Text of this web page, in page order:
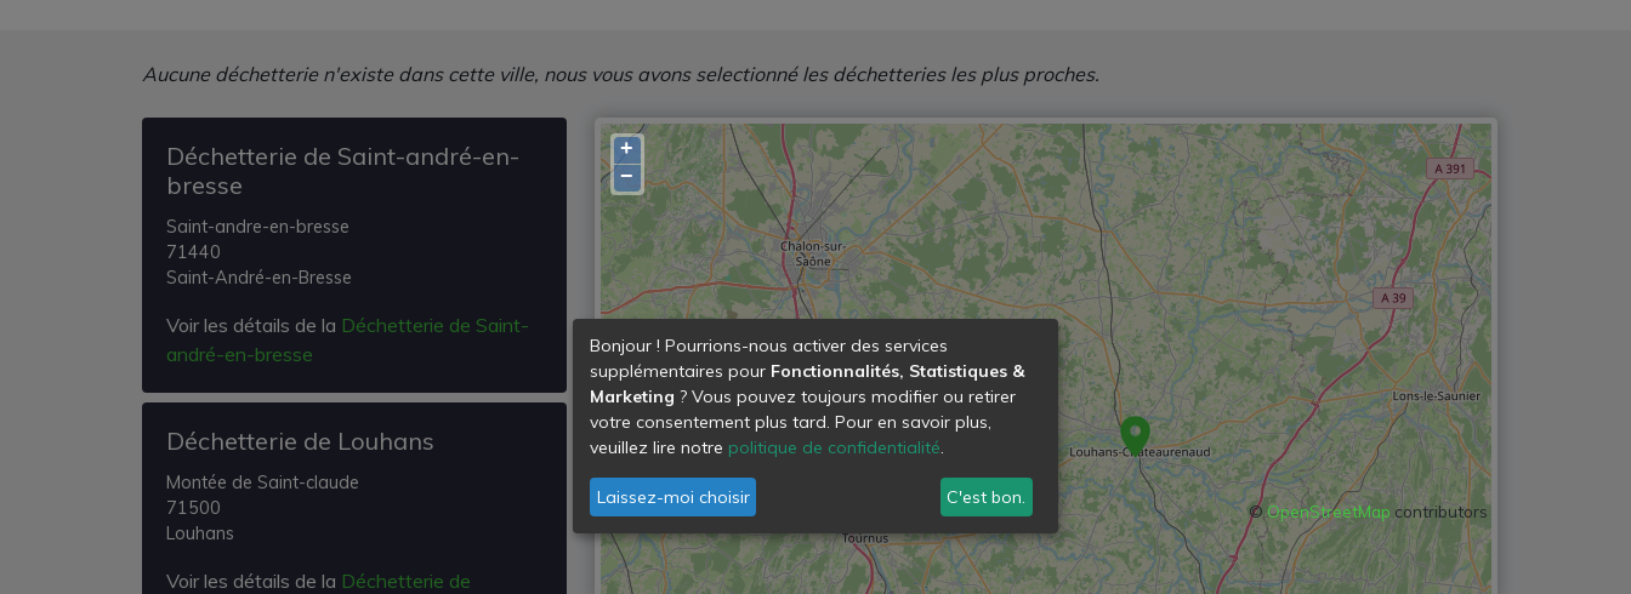
Aucune déchetterie n'existe dans cette ville, nous vous avons selectionné les déchetteries les plus proches.
Déchetterie de Saint-andré-en-
bresse
Saint-andre-en-bresse
71440
Saint-André-en-Bresse
Voir les détails de la Déchetterie de Saint-
andré-en-bresse
Déchetterie de Louhans
Montée de Saint-claude
71500
Louhans
Voir les détails de la Déchetterie de
+
−
©OpenStreetMap contributors
Bonjour ! Pourrions-nous activer des services
supplémentaires pour Fonctionnalités, Statistiques &
Marketing ? Vous pouvez toujours modifier ou retirer
votre consentement plus tard. Pour en savoir plus,
veuillez lire notre politique de confidentialité.
Laissez-moi choisir C'est bon.